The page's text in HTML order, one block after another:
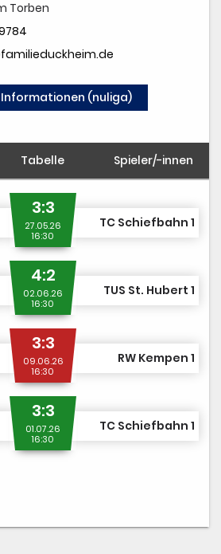
WERDEN
Torben
(nuliga)
Tabelle Spieler/-innen
3:3
27.05.26
16:30
TC Schiefbahn 1
4:2
02.06.26
16:30
TUS St. Hubert 1
3:3
09.06.26
16:30
RW Kempen 1
3:3
01.07.26
16:30
TC Schiefbahn 1